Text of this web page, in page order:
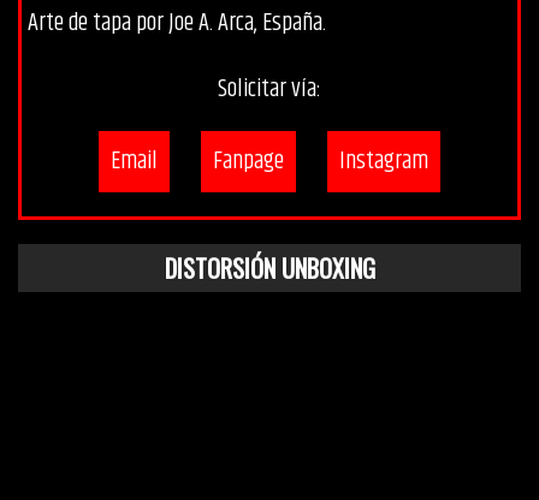
Arte de tapa por Joe A. Arca, España.
Solicitar vía:
Email
Fanpage Instagram
DISTORSIÓN UNBOXING